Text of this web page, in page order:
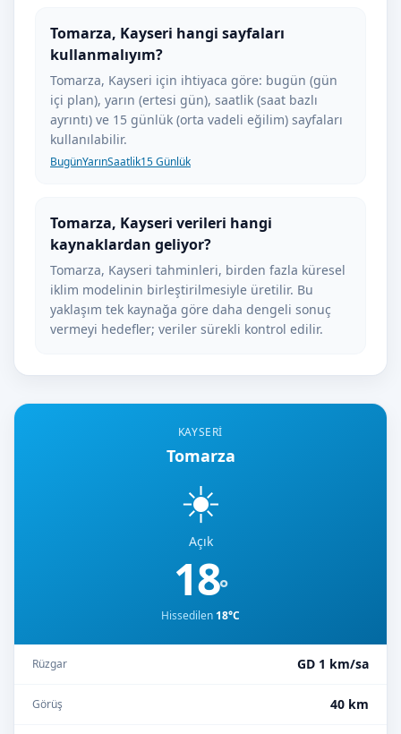
KAYSERI
Tomarza
☀️
Açık
18°
Hissedilen 18°C
Rüzgar GD 1 km/sa
Görüş 40 km
Tomarza, Kayseri hangi sayfaları
kullanmalıyım?
Tomarza, Kayseri için ihtiyaca göre: bugün (gün
içi plan), yarın (ertesi gün), saatlik (saat bazlı
ayrıntı) ve 15 günlük (orta vadeli eğilim) sayfaları
kullanılabilir.
BugünYarınSaatlik15 Günlük
Tomarza, Kayseri verileri hangi
kaynaklardan geliyor?
Tomarza, Kayseri tahminleri, birden fazla küresel
iklim modelinin birleştirilmesiyle üretilir. Bu
yaklaşım tek kaynağa göre daha dengeli sonuç
vermeyi hedefler; veriler sürekli kontrol edilir.